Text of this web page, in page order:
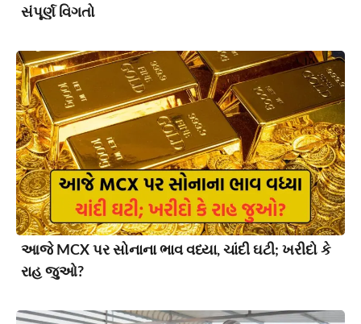
સંપૂર્ણ વિગતો
આજે MCX પર સોનાના ભાવ વધ્યા, ચાંદી ઘટી; ખરીદો કે
રાહ જુઓ?